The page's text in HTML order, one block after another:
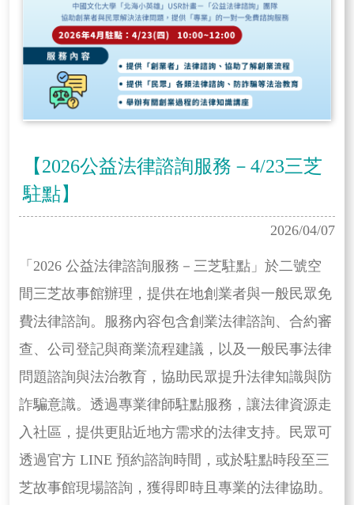
【2026公益法律諮詢服務－4/23三芝
駐點】
2026/04/07
「2026 公益法律諮詢服務－三芝駐點」於二號空
間三芝故事館辦理，提供在地創業者與一般民眾免
費法律諮詢。服務內容包含創業法律諮詢、合約審
查、公司登記與商業流程建議，以及一般民事法律
問題諮詢與法治教育，協助民眾提升法律知識與防
詐騙意識。透過專業律師駐點服務，讓法律資源走
入社區，提供更貼近地方需求的法律支持。民眾可
透過官方 LINE 預約諮詢時間，或於駐點時段至三
芝故事館現場諮詢，獲得即時且專業的法律協助。